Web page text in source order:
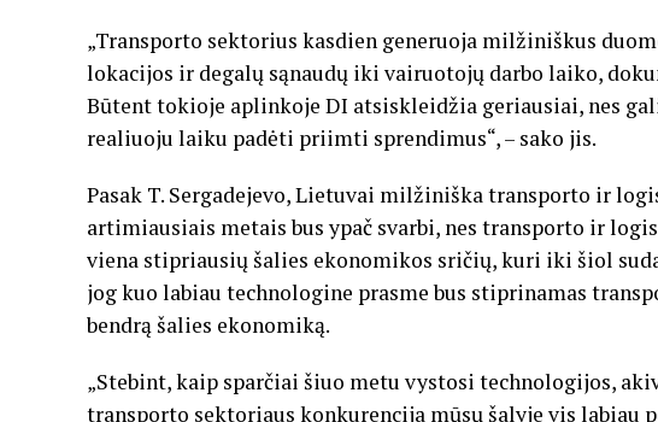
„Transporto sektorius kasdien generuoja milžiniškus
lokacijos ir degalų sąnaudų iki vairuotojų darbo laiko,
Būtent tokioje aplinkoje DI atsiskleidžia geriausiai, nes
realiuoju laiku padėti priimti sprendimus“, – sako jis.
Pasak T. Sergadejevo, Lietuvai milžiniška transporto ir
artimiausiais metais bus ypač svarbi, nes transporto ir
viena stipriausių šalies ekonomikos sričių, kuri iki šiol
jog kuo labiau technologine prasme bus stiprinamas
bendrą šalies ekonomiką.
„Stebint, kaip sparčiai šiuo metu vystosi technologijos,
transporto sektoriaus konkurencija mūsų šalyje vis labiau